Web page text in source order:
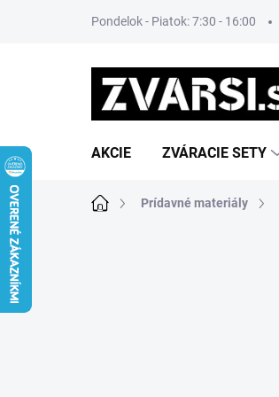
Pondelok - Piatok: 7:30 - 16:00
AKCIE ZVÁRACIE SETY
DomovPrídavné materiály